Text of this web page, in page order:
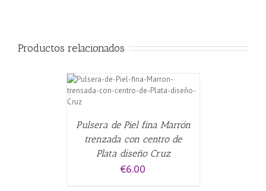
Productos relacionados
Pulsera de Piel fina Marrón
trenzada con centro de
Plata diseño Cruz
€6.00